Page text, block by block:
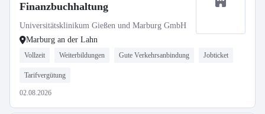
Finanzbuchhaltung
Universitätsklinikum Gießen und Marburg GmbH
Marburg an der Lahn
Vollzeit Weiterbildungen Gute Verkehrsanbindung Jobticket
Tarifvergütung
02.08.2026